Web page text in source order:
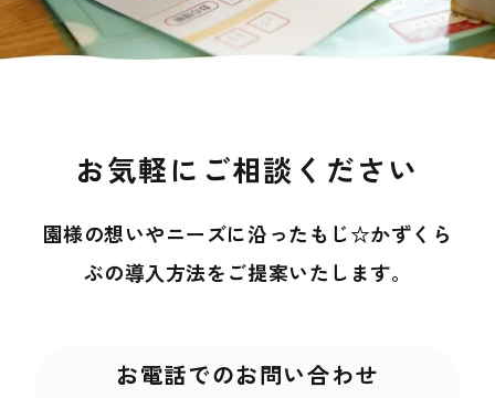
お気軽にご相談ください
園様の想いやニーズに沿ったもじ☆かずくら
ぶの導入方法をご提案いたします。
お電話でのお問い合わせ